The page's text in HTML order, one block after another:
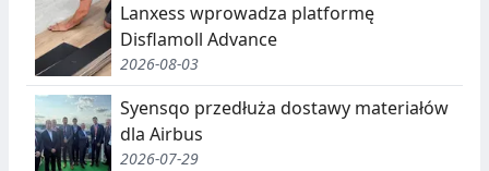
Lanxess wprowadza platformę
Disflamoll Advance
2026-08-03
Syensqo przedłuża dostawy materiałów
dla Airbus
2026-07-29